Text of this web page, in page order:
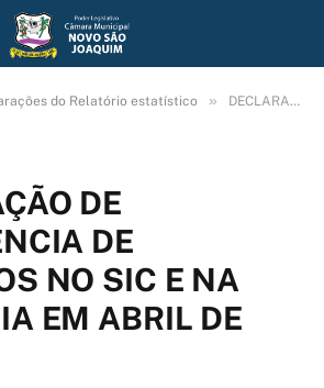
do Relatório estatístico » DECLARAÇÃO DE INEXISTÊNCIA DE REGISTROS NO SIC E NA OUVIDORIA EM ABRIL DE 2025
DE
DE
NO SIC E NA
EM ABRIL DE